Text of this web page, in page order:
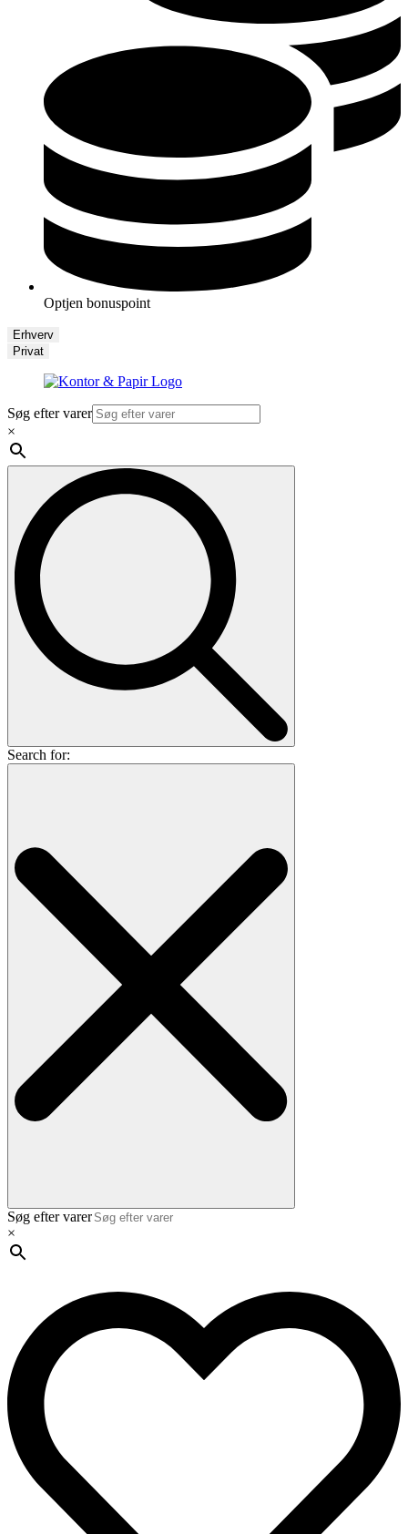
Optjen bonuspoint
Erhverv
Privat
Søg efter varer
×
Search for:
Søg efter varer
×